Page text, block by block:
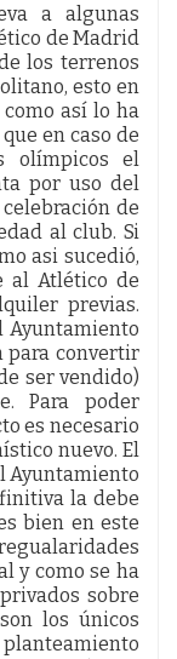
a algunas
de Madrid
los terrenos
esto en
así lo ha
en caso de
olímpicos el
por uso del
de
al club. Si
asi sucedió,
al Atlético de
previas.
Ayuntamiento
para convertir
ser vendido)
Para poder
es necesario
nuevo. El
Ayuntamiento
la debe
bien en este
y como se ha
sobre
los únicos